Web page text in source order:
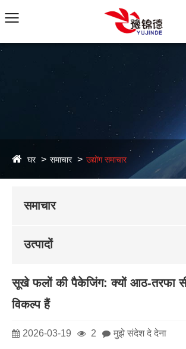
घर समाचार उद्योग समाचार
समाचार
उत्पादों
सूखे फलों की पैकेजिंग: क्यों आठ-तरफा
विकल्प हैं
2026-03-19 2 मुझे संदेश दे देना